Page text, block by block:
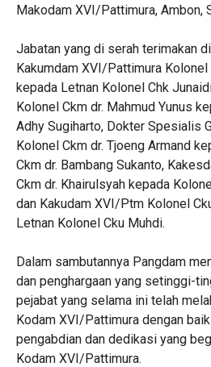
Makodam XVI/Pattimura, Ambon,
Jabatan yang di serah terimakan
Kakumdam XVI/Pattimura
kepada Letnan Kolonel Chk
Kolonel Ckm dr. Mahmud Yunus
Adhy Sugiharto, Dokter Spesialis
Kolonel Ckm dr. Tjoeng Armand
Ckm dr. Bambang Sukanto,
Ckm dr. Khairulsyah kepada
dan Kakudam XVI/Ptm Kolonel
Letnan Kolonel Cku Muhdi.
Dalam sambutannya Pangdam
dan penghargaan yang setinggi-
pejabat yang selama ini telah
Kodam XVI/Pattimura dengan
pengabdian dan dedikasi yang
Kodam XVI/Pattimura.